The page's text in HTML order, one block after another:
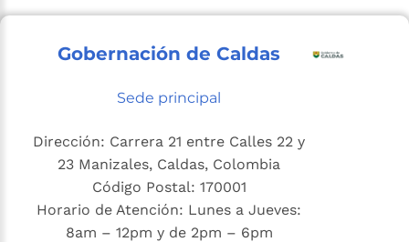
Gobernación de Caldas
Sede principal
Dirección: Carrera 21 entre Calles 22 y
23 Manizales, Caldas, Colombia
Código Postal: 170001
Horario de Atención: Lunes a Jueves:
8am – 12pm y de 2pm – 6pm